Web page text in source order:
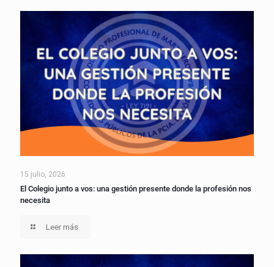
15 julio, 2026
El Colegio junto a vos: una gestión presente donde la profesión nos
necesita
Leer más